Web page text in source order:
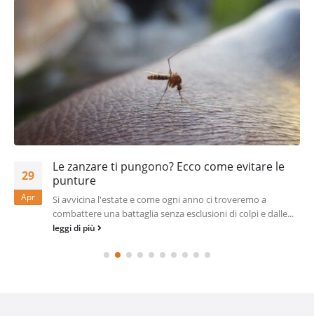
29
Apr
Le zanzare ti pungono? Ecco come evitare le
punture
Si avvicina l'estate e come ogni anno ci troveremo a
combattere una battaglia senza esclusioni di colpi e dalle...
leggi di più